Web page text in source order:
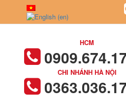
HCM
CHI NHÁNH HÀ NỘI